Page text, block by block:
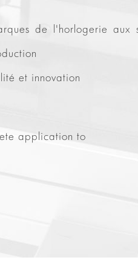
de l'horlogerie aux
et innovation
application to